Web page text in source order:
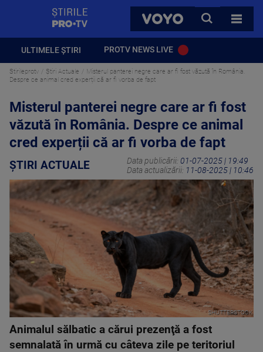
VOYO
CAUTA
TOATE
ULTIMELE ȘTIRI PROTV NEWS LIVE
Stirileprotv Știri Actuale
Misterul panterei negre care ar fi fost văzută în România.
Despre ce animal cred experții că ar fi vorba de fapt
Misterul panterei negre care ar fi fost
văzută în România. Despre ce animal
cred experții că ar fi vorba de fapt
ȘTIRI ACTUALE Data publicării: 01-07-2025 | 19:49
Data actualizării: 11-08-2025 | 10:46
SHUTTERSTOCK
Animalul sălbatic a cărui prezenţă a fost
semnalată în urmă cu câteva zile pe teritoriul